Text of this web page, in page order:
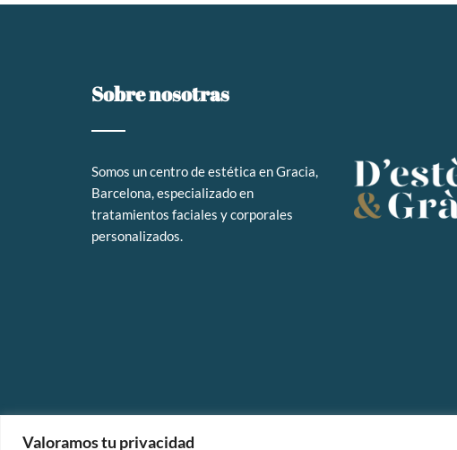
Valoramos tu privacidad
Sobre nosotras
Somos uncentro de estética en Gracia,
Barcelona, especializado en
tratamientos faciales y corporales
personalizados.